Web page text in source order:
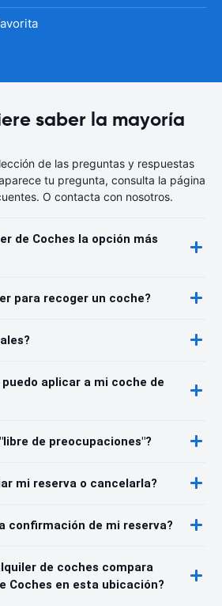
saber la mayoría
de las preguntas y respuestas
tu pregunta, consulta la página
O contacta con nosotros.
de Coches la opción más
para recoger un coche?
aplicar a mi coche de
de preocupaciones"?
mi reserva o cancelarla?
confirmación de mi reserva?
de coches compara
Coches en esta ubicación?